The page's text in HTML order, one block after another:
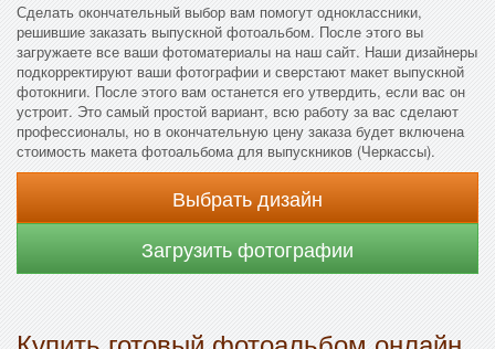
Сделать окончательный выбор вам помогут одноклассники,
решившие заказать выпускной фотоальбом. После этого вы
загружаете все ваши фотоматериалы на наш сайт. Наши дизайнеры
подкорректируют ваши фотографии и сверстают макет выпускной
фотокниги. После этого вам останется его утвердить, если вас он
устроит. Это самый простой вариант, всю работу за вас сделают
профессионалы, но в окончательную цену заказа будет включена
стоимость макета фотоальбома для выпускников (Черкассы).
Выбрать дизайн
Загрузить фотографии